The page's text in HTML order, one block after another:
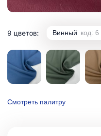
9 цветов: Винный код: 6
Смотреть палитру